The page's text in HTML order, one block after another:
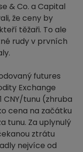
& Co. a Capital
že ceny by
těžaři. To ale
rudy v prvních
futures
Exchange
CNY/tunu (zhruba
cena na začátku
tunu. Za uplynulý
ztrátu
nejvíce od